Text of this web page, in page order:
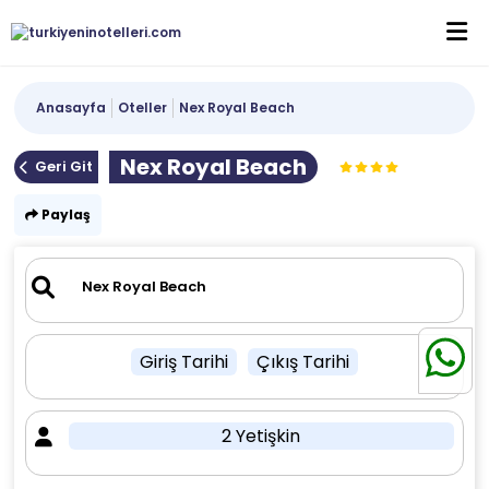
Anasayfa Oteller Nex Royal Beach
Geri Git Nex Royal Beach
Paylaş
Giriş Tarihi Çıkış Tarihi
2 Yetişkin